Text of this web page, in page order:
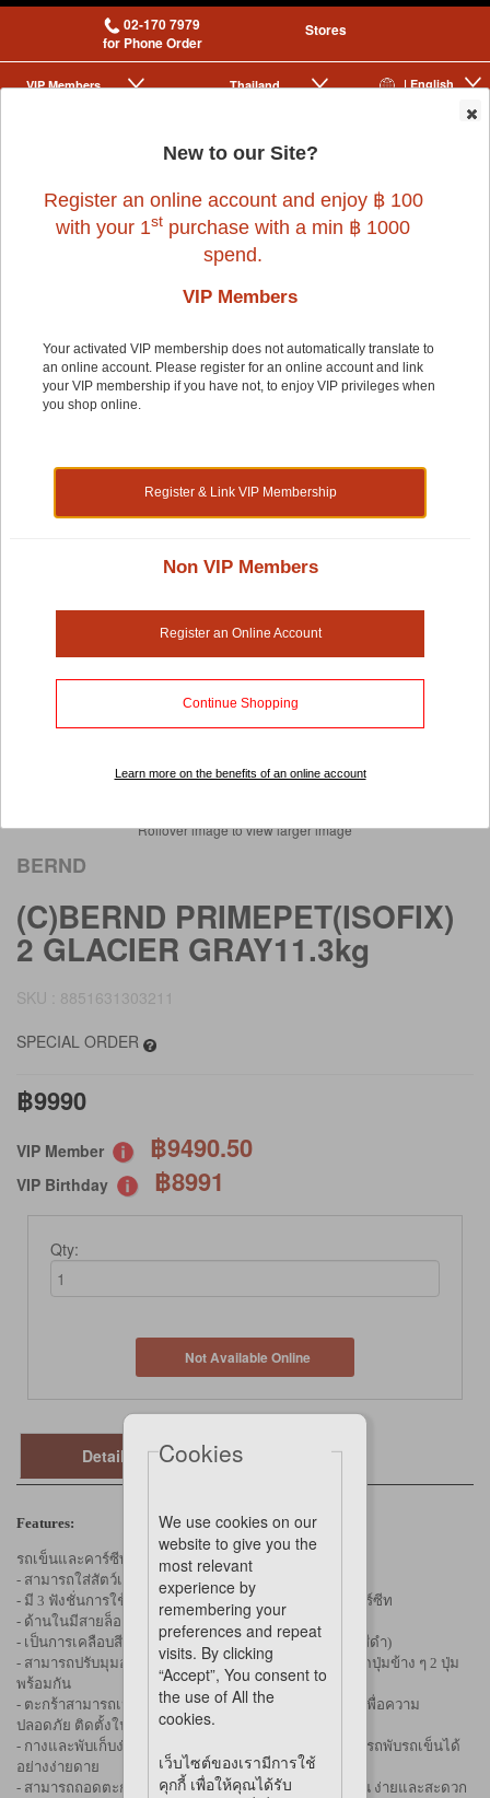
02-170 7979
for Phone Order
Stores
| English
Thailand
VIP Membership
|
Rollover image to view larger image
BERND
(C)BERND PRIMEPET(ISOFIX)
2 GLACIER GRAY11.3kg
SKU : 8851631303211
SPECIAL ORDER
฿9990
VIP Member ฿9490.50
VIP Birthday ฿8991
Qty:
Not Available Online
Details
Features:
รถเข็นและคาร์ซีทสำหรับสัตว์เลี้ยง
- สามารถใส่สัตว์เลี้ยงตัวเล็กได้ 2-3 ตัว
- มี 3 ฟังชั่นการใช้งาน ไม่ว่าจะเป็น รถเข็น ตะกร้า และคาร์ซีท
- ด้านในมีสายล็อคปลอกคอสัตว์เลี้ยง 2 สาย
- เป็นการเคลือบสีแบบพิเศษ ลดรอยขีดข่วน (สำหรับโครงสีดำ)
- สามารถปรับมุมองศาของด้านจับขึ้นหรือลงได้โดยการกดปุ่มข้าง ๆ 2 ปุ่ม
พร้อมกัน
- ตะกร้าสามารถเป็นคาร์ซีทในรถ การติดตั้งแบบ ISOFIX เพื่อความ
ปลอดภัย ติดตั้งในรถยนต์ได้อย่างง่ายดาย
- กางและพับเก็บง่าย เพียงดึงตัวล็อกทั้ง 2 ข้างขึ้น จะสามารถพับรถเข็นได้
อย่างง่ายดาย
- สามารถถอดตะกร้าออกได้ เพียงกดปุ่มทั้ง 2 ข้างพร้อมกัน ง่ายและสะดวก
Cookies
We use cookies on our
website to give you the
most relevant
experience by
remembering your
preferences and repeat
visits. By clicking
“Accept”, You consent to
the use of All the
cookies.
เว็บไซต์ของเรามีการใช้
คุกกี้ เพื่อให้คุณได้รับ
New to our Site?
Register an online account and enjoy ฿ 100
with your 1st purchase with a min ฿ 1000
spend.
VIP Members
Your activated VIP membership does not automatically translate to
an online account. Please register for an online account and link
your VIP membership if you have not, to enjoy VIP privileges when
you shop online.
Register & Link VIP Membership
Non VIP Members
Register an Online Account
Continue Shopping
Learn more on the benefits of an online account